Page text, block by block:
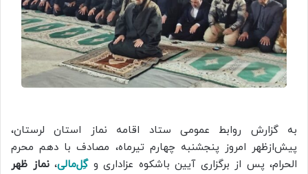
به گزارش روابط عمومی ستاد اقامه نماز استان لرستان،
پیش‌ازظهر امروز پنجشنبه چهارم تیرماه، مصادف با دهم محرم
الحرام، پس از برگزاری آیین باشکوه عزاداری وگِل‌مالی،نماز ظهر